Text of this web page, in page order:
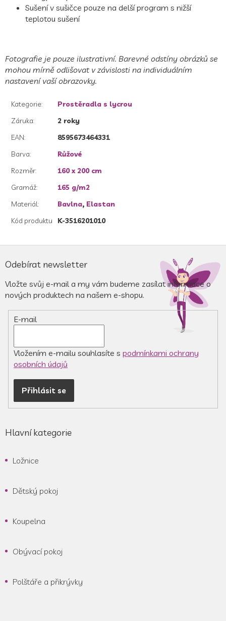
Sušení v sušičce pouze na delší program s nižší
teplotou sušení
Fotografie je pouze ilustrativní. Barevné odstíny obrázků se
mohou mírně odlišovat v závislosti na individuálním
nastavení vaší obrazovky.
Kategorie:
Prostěradla s lycrou
Záruka:
2 roky
EAN:
8595673464331
Barva:
Růžové
Rozměr:
160 x 200 cm
Gramáž:
165 g/m2
Materiál: Bavlna, Elastan
Kód produktu
K-3516201010
á
a
Odebírat newsletter
Vložte svůj e-mail a my vám budeme zasílat informace o
nových produktech na našem e-shopu.
E-mail
Vložením e-mailu souhlasíte s podmínkami ochrany
osobních údajů
Přihlásit se
Hlavní kategorie
Ložnice
Dětský pokoj
Koupelna
Obývací pokoj
Polštáře a přikrývky